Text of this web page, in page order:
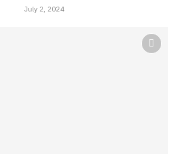
July 2, 2024